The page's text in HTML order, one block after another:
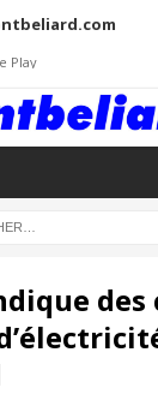
Play